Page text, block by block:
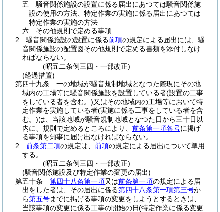
五
騒音関係施設の設置に係る届出にあつては騒音関係施
設の使用の方法、特定作業の実施に係る届出にあつては
特定作業の実施の方法
六
その他規則で定める事項
2
騒音関係施設の設置に係る前項の規定による届出には、騒
音関係施設の配置図その他規則で定める書類を添付しなけ
ればならない。
(昭五二条例三四・一部改正)
(経過措置)
第四十九条
一の地域が騒音規制地域となつた際現にその地
域内の工場等に騒音関係施設を設置している者(設置の工事
をしている者を含む。)又はその地域内の工場等において特
定作業を実施している者(実施に係る工事をしている者を含
む。)は、当該地域が騒音規制地域となつた日から三十日以
内に、規則で定めるところにより、 前条第一項各号に掲げ
る事項を知事に届け出なければならない。
2
前条第二項の規定は、 前項の規定による届出について準用
する。
(昭五二条例三四・一部改正)
(騒音関係施設及び特定作業の変更の届出)
第五十条
第四十八条第一項又は前条第一項の規定による届
出をした者は、その届出に係る第四十八条第一項第三号か
ら第五号までに掲げる事項の変更をしようとするときは、
当該事項の変更に係る工事の開始の日(特定作業に係る変更